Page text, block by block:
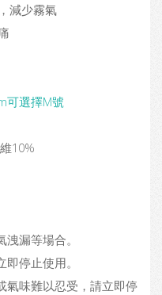
減少霧氣
可選擇M號
10%
漏等場合。
停止使用。
氣味難以忍受，請立即停